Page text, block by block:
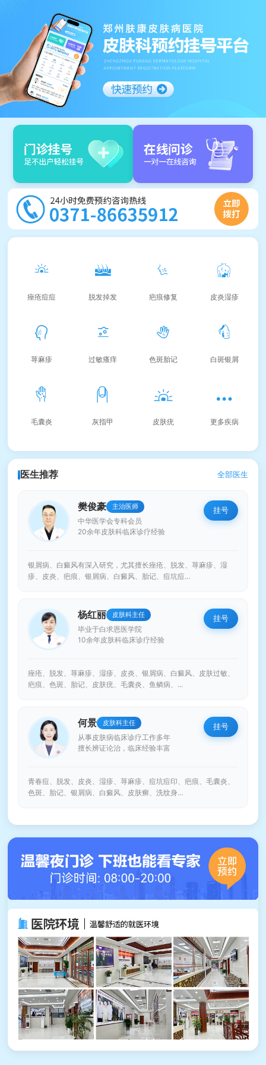
痤疮痘痘 脱发掉发 疤痕修复 皮炎湿疹
荨麻疹 过敏瘙痒 色斑胎记 白斑银屑
毛囊炎 灰指甲 皮肤疣 更多疾病
医生推荐 全部医生
樊俊豪 主治医师
中华医学会专科会员
20余年皮肤科临床诊疗经验
挂号
银屑病、白癜风有深入研究，尤其擅长痤疮、脱发、荨麻疹、湿
疹、皮炎、疤痕、银屑病、白癜风、胎记、痘坑痘...
杨红丽 皮肤科主任
毕业于白求恩医学院
10余年皮肤科临床诊疗经验
挂号
痤疮、脱发、荨麻疹、湿疹、皮炎、银屑病、白癜风、皮肤过敏、
疤痕、色斑、胎记、皮肤疣、毛囊炎、鱼鳞病、...
何景 皮肤科主任
从事皮肤病临床诊疗工作多年
擅长辨证论治，临床经验丰富
挂号
青春痘、脱发、皮炎、湿疹、荨麻疹、痘坑痘印、疤痕、毛囊炎、
色斑、胎记、银屑病、白癜风、皮肤癣、洗纹身...